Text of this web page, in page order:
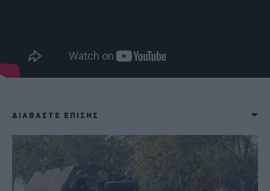
ΔΙΑΒΑΣΤΕ ΕΠΙΣΗΣ